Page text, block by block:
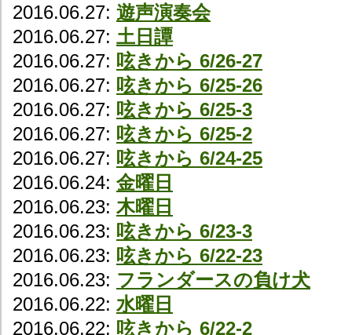
2016.06.27: 遊声演奏会
2016.06.27: 土日譚
2016.06.27: 呟きから 6/26-27
2016.06.27: 呟きから 6/25-26
2016.06.27: 呟きから 6/25-3
2016.06.27: 呟きから 6/25-2
2016.06.27: 呟きから 6/24-25
2016.06.24: 金曜日
2016.06.23: 木曜日
2016.06.23: 呟きから 6/23-3
2016.06.23: 呟きから 6/22-23
2016.06.23: フランダースの負け犬
2016.06.22: 水曜日
2016.06.22: 呟きから 6/22-2